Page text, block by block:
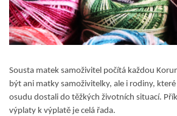
Sousta matek samoživitel počítá každou
být ani matky samoživitelky, ale i rodiny,
osudu dostali do těžkých životních situací.
výplaty k výplatě je celá řada.